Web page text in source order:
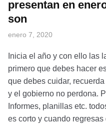
presentan en
son
enero 7, 2020
Inicia el año y con ello las
primero que debes hacer
que debes cuidar,
y el gobierno no perdona.
Informes, planillas etc.
es corto y cuando